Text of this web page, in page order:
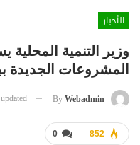
الأخبار
وزير التنمية
المشروعات الجديدة
By Webadmin
0 852